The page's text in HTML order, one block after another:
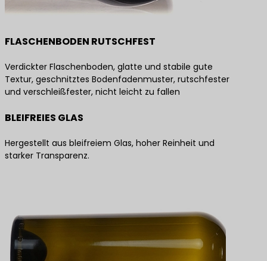
FLASCHENBODEN RUTSCHFEST
Verdickter Flaschenboden, glatte und stabile gute
Textur, geschnitztes Bodenfadenmuster, rutschfester
und verschleißfester, nicht leicht zu fallen
BLEIFREIES GLAS
Hergestellt aus bleifreiem Glas, hoher Reinheit und
starker Transparenz.